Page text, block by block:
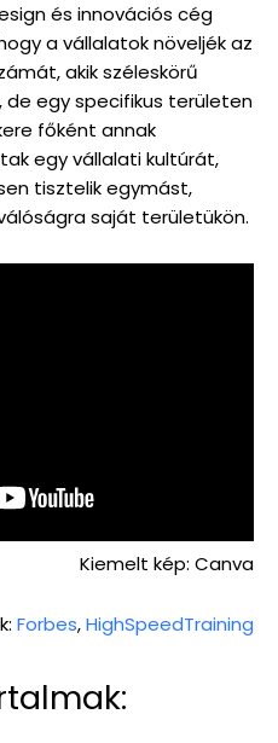
és innovációs cég
a vállalatok növeljék az
akik széleskörű
de egy specifikus területen
főként annak
egy vállalati kultúrát,
tisztelik egymást,
saját területükön.
Kiemelt kép: Canva
Forbes,HighSpeedTraining